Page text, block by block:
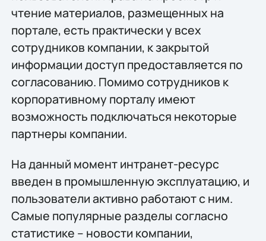
чтение материалов, размещенных на
портале, есть практически у всех
сотрудников компании, к закрытой
информации доступ предоставляется по
согласованию. Помимо сотрудников к
корпоративному порталу имеют
возможность подключаться некоторые
партнеры компании.
На данный момент интранет-ресурс
введен в промышленную эксплуатацию, и
пользователи активно работают с ним.
Самые популярные разделы согласно
статистике – новости компании,